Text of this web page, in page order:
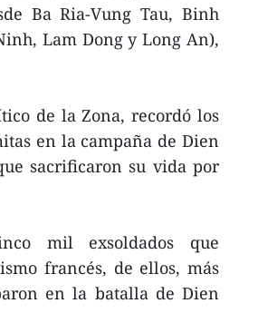
Ba Ria-Vung Tau, Binh
Lam Dong y Long An),
de la Zona, recordó los
en la campaña de Dien
sacrificaron su vida por
mil exsoldados que
francés, de ellos, más
en la batalla de Dien